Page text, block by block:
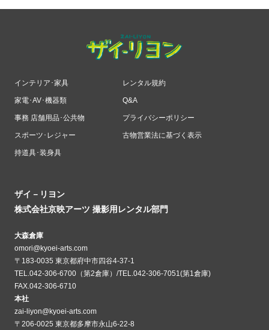
インテリア･家具
家電･AV･機器類
事務 店舗用品･公共物
スポーツ･レジャー
持道具･装身具
レンタル規約
Q&A
プライバシーポリシー
古物営業法に基づく表示
ザイ－リヨン
株式会社京映アーツ 撮影用レンタル部門
大森倉庫
omori@kyoei-arts.com
〒183-0035 東京都府中市四谷4-37-1
TEL.042-306-6700（第2倉庫）/TEL.042-306-7051(第1倉庫)
FAX.042-306-6710
本社
zai-liyon@kyoei-arts.com
〒206-0025 東京都多摩市永山6-22-8